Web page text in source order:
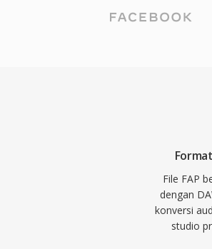
File FAP
dengan
konversi
studio